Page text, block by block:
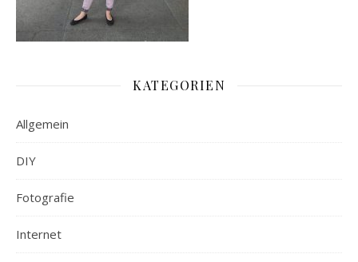
KATEGORIEN
Allgemein
DIY
Fotografie
Internet